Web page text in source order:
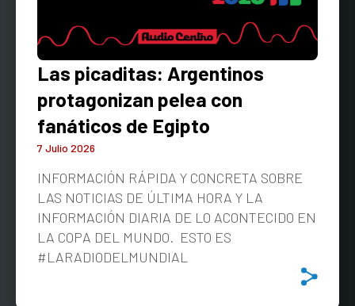
Las picaditas: Argentinos
protagonizan pelea con
fanáticos de Egipto
7 Julio 2026
INFORMACIÓN RÁPIDA Y CONCRETA SOBRE
LAS NOTICIAS DE ÚLTIMA HORA Y LA
INFORMACIÓN DIARIA DE LO ACONTECIDO EN
LA COPA DEL MUNDO. ESTO ES
#LARADIODELMUNDIAL